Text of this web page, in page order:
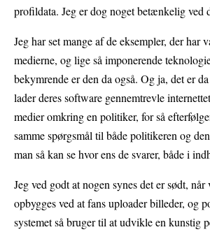
profildata. Jeg er dog noget betænkelig ved
Jeg har set mange af de eksempler, der har
medierne, og lige så imponerende
bekymrende er den da også. Og ja, det er
lader deres software gennemtrevle
medier omkring en politiker, for så
samme spørgsmål til både politikeren og
man så kan se hvor ens de svarer, både i
Jeg ved godt at nogen synes det er sødt,
opbygges ved at fans uploader billeder, og
systemet så bruger til at udvikle en kunstig